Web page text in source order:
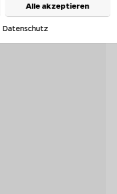
Alle akzeptieren
Datenschutz